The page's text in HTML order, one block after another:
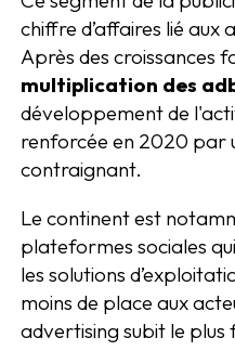
chiffre d’affaires lié aux
Après des croissances
multiplication des
développement de
renforcée en 2020 par
contraignant.
Le continent est
plateformes sociales
les solutions
moins de place aux
advertising subit le plus